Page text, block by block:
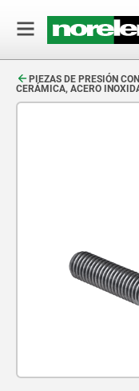
PIEZAS DE PRESIÓN
CERÁMICA, ACERO